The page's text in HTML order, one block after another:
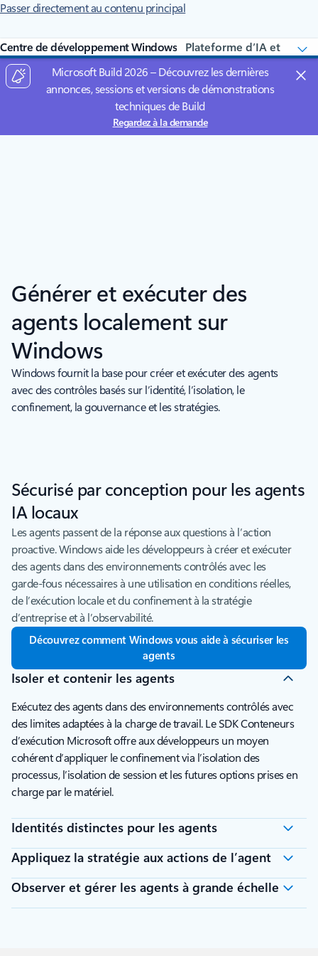
Passer directement au contenu principal
Centre de développement Windows
Microsoft Build 2026 – Découvrez les dernières
annonces, sessions et versions de démonstrations
techniques de Build
Regardez à la demande
Générer et exécuter des
agents localement sur
Windows
Windows fournit la base pour créer et exécuter des agents
avec des contrôles basés sur l’identité, l’isolation, le
confinement, la gouvernance et les stratégies.
Sécurisé par conception pour les agents
IA locaux
Les agents passent de la réponse aux questions à l’action
proactive. Windows aide les développeurs à créer et exécuter
des agents dans des environnements contrôlés avec les
garde-fous nécessaires à une utilisation en conditions réelles,
de l’exécution locale et du confinement à la stratégie
d’entreprise et à l’observabilité.
Découvrez comment Windows vous aide à sécuriser les
agents
Isoler et contenir les agents
Exécutez des agents dans des environnements contrôlés avec
des limites adaptées à la charge de travail. Le SDK Conteneurs
d’exécution Microsoft offre aux développeurs un moyen
cohérent d’appliquer le confinement via l’isolation des
processus, l’isolation de session et les futures options prises en
charge par le matériel.
Identités distinctes pour les agents
Appliquez la stratégie aux actions de l’agent
Observer et gérer les agents à grande échelle